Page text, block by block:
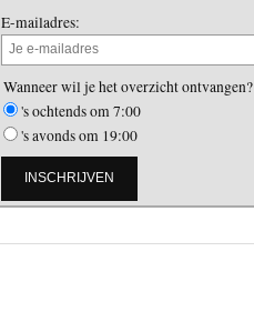
E-mailadres:
Wanneer wil je het overzicht ontvangen?
's ochtends om 7:00
's avonds om 19:00